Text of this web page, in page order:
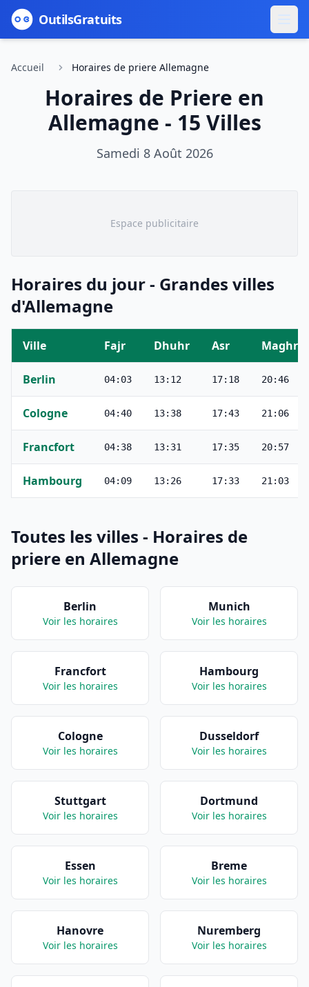
OutilsGratuits
Accueil Horaires de priere Allemagne
Horaires de Priere en
Allemagne - 15 Villes
Samedi 8 Août 2026
Espace publicitaire
Horaires du jour - Grandes villes
d'Allemagne
Ville Fajr Dhuhr Asr Maghrib
Berlin 04:03 13:12 17:18 20:46
Cologne 04:40 13:38 17:43 21:06
Francfort 04:38 13:31 17:35 20:57
Hambourg 04:09 13:26 17:33 21:03
Toutes les villes - Horaires de
priere en Allemagne
Berlin
Voir les horaires
Munich
Voir les horaires
Francfort
Voir les horaires
Hambourg
Voir les horaires
Cologne
Voir les horaires
Dusseldorf
Voir les horaires
Stuttgart
Voir les horaires
Dortmund
Voir les horaires
Essen
Voir les horaires
Breme
Voir les horaires
Hanovre
Voir les horaires
Nuremberg
Voir les horaires